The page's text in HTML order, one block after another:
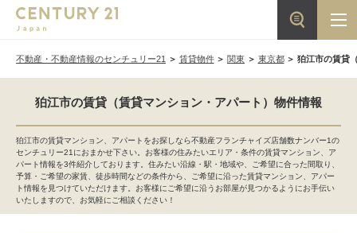
不動産・不動産情報のセンチュリー21 賃貸物件 関東 東京都 狛江市の賃貸
狛江市の賃貸（賃貸マンション・アパート）物件情報
狛江市の賃貸マンション、アパートをお探しなら不動産フランチャイズ店舗数ナンバー1の
センチュリー21におまかせ下さい。お客様の住みたいエリア・条件の賃貸マンション、ア
パート情報を3件紹介しております。住みたい沿線・駅・地域や、ご希望に合った間取り、
予算・ご希望の家賃、徒歩時間などの条件から、ご希望に沿った賃貸マンション、アパー
ト情報を見つけていただけます。お客様にご希望に沿うお部屋が見つかるようにお手伝い
いたしますので、お気軽にご相談ください！